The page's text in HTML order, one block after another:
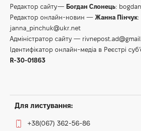
Редактор сайту— Богдан Слонець:
Редактор онлайн-новин — Жанна Пінчук:
janna_pinchuk@ukr.net
Адміністратор сайту —
Ідентифікатор онлайн-медіа в Реєстрі
R-30-01863
Для листування:
+38(067) 362-56-86